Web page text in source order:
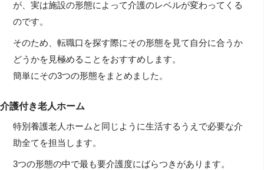
が、実は施設の形態によって介護のレベルが変わってくる
のです。
そのため、転職口を探す際にその形態を見て自分に合うか
どうかを見極めることをおすすめします。
簡単にその3つの形態をまとめました。
介護付き老人ホーム
特別養護老人ホームと同じように生活するうえで必要な介
助全てを担当します。
3つの形態の中で最も要介護度にばらつきがあります。